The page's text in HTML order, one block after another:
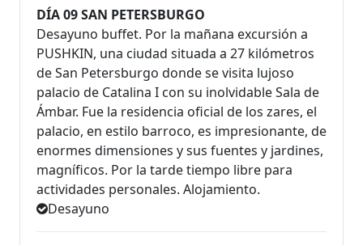
DÍA 09 SAN PETERSBURGO
Desayuno buffet. Por la mañana excursión a
PUSHKIN, una ciudad situada a 27 kilómetros
de San Petersburgo donde se visita lujoso
palacio de Catalina I con su inolvidable Sala de
Ámbar. Fue la residencia oficial de los zares, el
palacio, en estilo barroco, es impresionante, de
enormes dimensiones y sus fuentes y jardines,
magníficos. Por la tarde tiempo libre para
actividades personales. Alojamiento.
Desayuno